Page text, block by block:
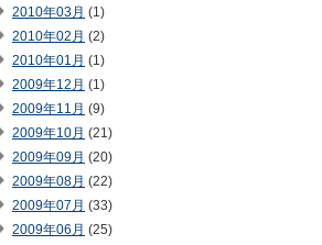
2010年03月 (1)
2010年02月 (2)
2010年01月 (1)
2009年12月 (1)
2009年11月 (9)
2009年10月 (21)
2009年09月 (20)
2009年08月 (22)
2009年07月 (33)
2009年06月 (25)